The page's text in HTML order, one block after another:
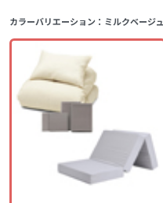
カラーバリエーション： ミルクベージュ